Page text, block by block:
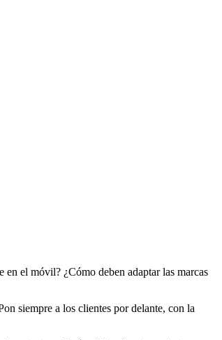
el móvil? ¿Cómo deben adaptar las marcas
siempre a los clientes por delante, con la